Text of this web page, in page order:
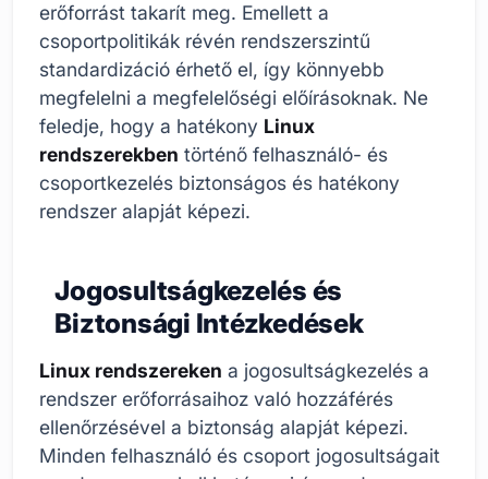
erőforrást takarít meg. Emellett a
csoportpolitikák révén rendszerszintű
standardizáció érhető el, így könnyebb
megfelelni a megfelelőségi előírásoknak. Ne
feledje, hogy a hatékony Linux
rendszerekben történő felhasználó- és
csoportkezelés biztonságos és hatékony
rendszer alapját képezi.
Jogosultságkezelés és
Biztonsági Intézkedések
Linux rendszereken a jogosultságkezelés a
rendszer erőforrásaihoz való hozzáférés
ellenőrzésével a biztonság alapját képezi.
Minden felhasználó és csoport jogosultságait